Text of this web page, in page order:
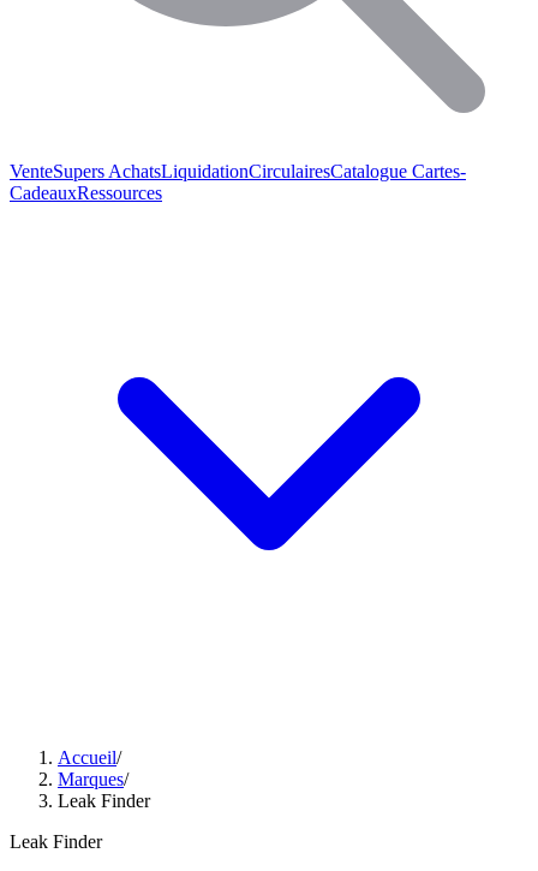
VenteSupers AchatsLiquidationCirculairesCatalogue Cartes-
CadeauxRessources
Accueil/
Marques/
Leak Finder
Leak Finder